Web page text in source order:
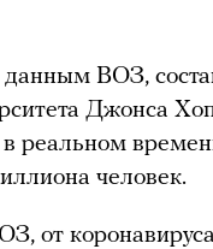
ВОЗ,
Джонса
в реальном
человек.
от